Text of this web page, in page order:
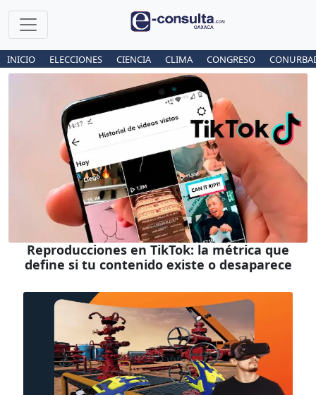
INICIO ELECCIONES CIENCIA CLIMA CONGRESO
Reproducciones en TikTok: la métrica que
define si tu contenido existe o desaparece